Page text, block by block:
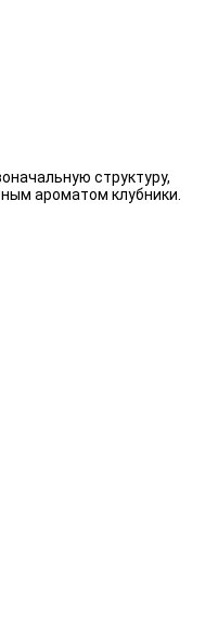
структуру,
ароматом клубники.